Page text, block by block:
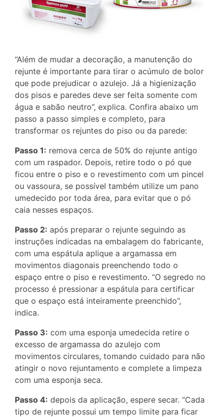
“Além de mudar a decoração, a manutenção do
rejunte é importante para tirar o acúmulo de bolor
que pode prejudicar o azulejo. Já a higienização
dos pisos e paredes deve ser feita somente com
água e sabão neutro”, explica. Confira abaixo um
passo a passo simples e completo, para
transformar os rejuntes do piso ou da parede:
Passo 1: remova cerca de 50% do rejunte antigo
com um raspador. Depois, retire todo o pó que
ficou entre o piso e o revestimento com um pincel
ou vassoura, se possível também utilize um pano
umedecido por toda área, para evitar que o pó
caia nesses espaços.
Passo 2: após preparar o rejunte seguindo as
instruções indicadas na embalagem do fabricante,
com uma espátula aplique a argamassa em
movimentos diagonais preenchendo todo o
espaço entre o piso e revestimento. “O segredo no
processo é pressionar a espátula para certificar
que o espaço está inteiramente preenchido”,
indica.
Passo 3: com uma esponja umedecida retire o
excesso de argamassa do azulejo com
movimentos circulares, tomando cuidado para não
atingir o novo rejuntamento e complete a limpeza
com uma esponja seca.
Passo 4: depois da aplicação, espere secar. “Cada
tipo de rejunte possui um tempo limite para ficar